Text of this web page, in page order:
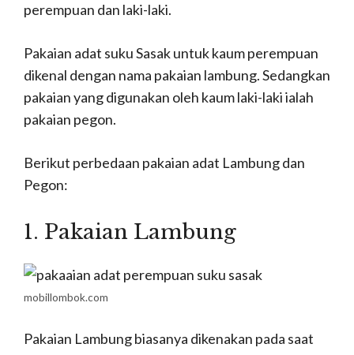
perempuan dan laki-laki.
Pakaian adat suku Sasak untuk kaum perempuan
dikenal dengan nama pakaian lambung. Sedangkan
pakaian yang digunakan oleh kaum laki-laki ialah
pakaian pegon.
Berikut perbedaan pakaian adat Lambung dan
Pegon:
1. Pakaian Lambung
mobillombok.com
Pakaian Lambung biasanya dikenakan pada saat